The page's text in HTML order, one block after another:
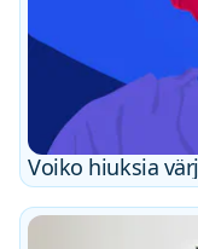
Voiko hiuksia